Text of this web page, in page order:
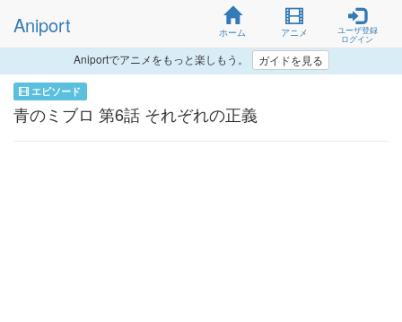
Aniport ホーム アニメ
ユーザ登録
ログイン
Aniportでアニメをもっと楽しもう。 ガイドを見る
エピソード
青のミブロ 第6話 それぞれの正義